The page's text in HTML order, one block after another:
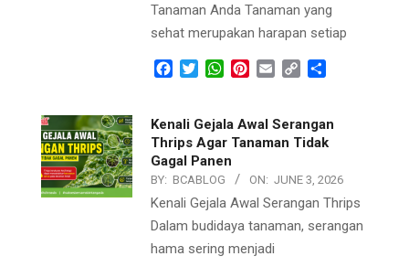
Tanaman Anda Tanaman yang
sehat merupakan harapan setiap
Facebook
TwitterWhatsApp
Pinterest
Email Copy
Kenali Gejala Awal Serangan
Thrips Agar Tanaman Tidak
Gagal Panen
BY: BCABLOG ON: JUNE 3, 2026
Kenali Gejala Awal Serangan Thrips
Dalam budidaya tanaman, serangan
hama sering menjadi